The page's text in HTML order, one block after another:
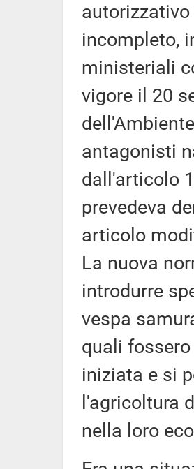
incompleto,
ministeriali
vigore il 20
antagonisti
dall'articolo
prevedeva
articolo
La nuova
introdurre
vespa
quali
iniziata e si
l'agricoltura
nella loro